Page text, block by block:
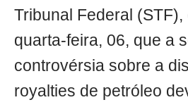
Tribunal Federal
quarta-feira, 06, que a
controvérsia sobre a
royalties de petróleo